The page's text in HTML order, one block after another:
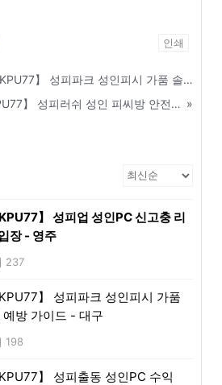
인쇄
피파크 성인피시 가품 솔루션 사기 수법 및 예방 가이드 - 대구
인 피씨방 안전한 매장 운영을 위한 법률 자문 서비스 - 강남구 »
】 성피업 성인PC 신고충 리
장 - 영주
237
】 성피파크 성인피시 가품
방 가이드 - 대구
198
】 성피출동 성인PC 수익